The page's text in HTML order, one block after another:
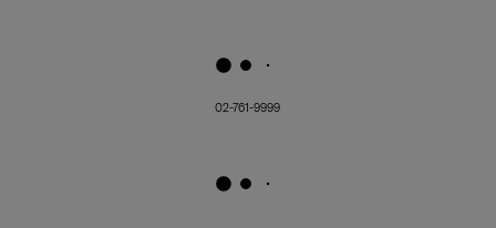
02-761-9999